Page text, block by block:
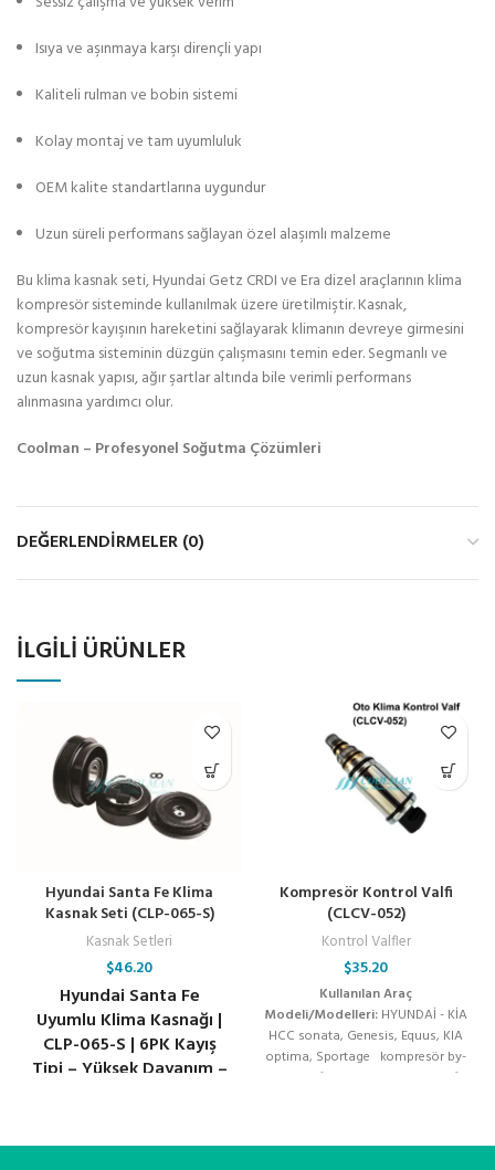
Isıya ve aşınmaya karşı dirençli yapı
Kaliteli rulman ve bobin sistemi
Kolay montaj ve tam uyumluluk
OEM kalite standartlarına uygundur
Uzun süreli performans sağlayan özel alaşımlı malzeme
Bu klima kasnak seti, Hyundai Getz CRDI ve Era dizel araçlarının klima
kompresör sisteminde kullanılmak üzere üretilmiştir. Kasnak,
kompresör kayışının hareketini sağlayarak klimanın devreye girmesini
ve soğutma sisteminin düzgün çalışmasını temin eder. Segmanlı ve
uzun kasnak yapısı, ağır şartlar altında bile verimli performans
alınmasına yardımcı olur.
Coolman – Profesyonel Soğutma Çözümleri
DEĞERLENDIRMELER (0)
İLGILI ÜRÜNLER
Hyundai Santa Fe Klima
Kasnak Seti (CLP-065-S)
Kasnak Setleri
$46.20
Hyundai Santa Fe
Uyumlu Klima Kasnağı |
CLP-065-S | 6PK Kayış
Tipi – Yüksek Dayanım –
Kompresör Kontrol Valfi
(CLCV-052)
Kontrol Valfler
$35.20
Kullanılan Araç
Modeli/Modelleri: HYUNDAİ - KİA
HCC sonata, Genesis, Equus, KIA
optima, Sportage kompresör by-
pass valfi, klima kompresör valfi,
kompresör valfi, valeo klima valfi,